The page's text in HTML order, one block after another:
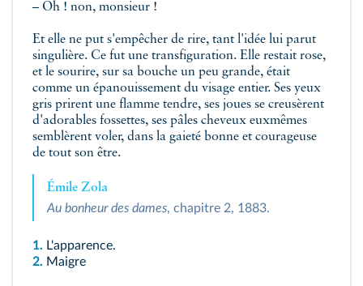
– Oh ! non, monsieur !
Et elle ne put s'empêcher de rire, tant l'idée lui parut
singulière. Ce fut une transfiguration. Elle restait rose,
et le sourire, sur sa bouche un peu grande, était
comme un épanouissement du visage entier. Ses yeux
gris prirent une flamme tendre, ses joues se creusèrent
d'adorables fossettes, ses pâles cheveux euxmêmes
semblèrent voler, dans la gaieté bonne et courageuse
de tout son être.
Émile Zola
Au bonheur des dames, chapitre 2, 1883.
1. L'apparence.
2. Maigre